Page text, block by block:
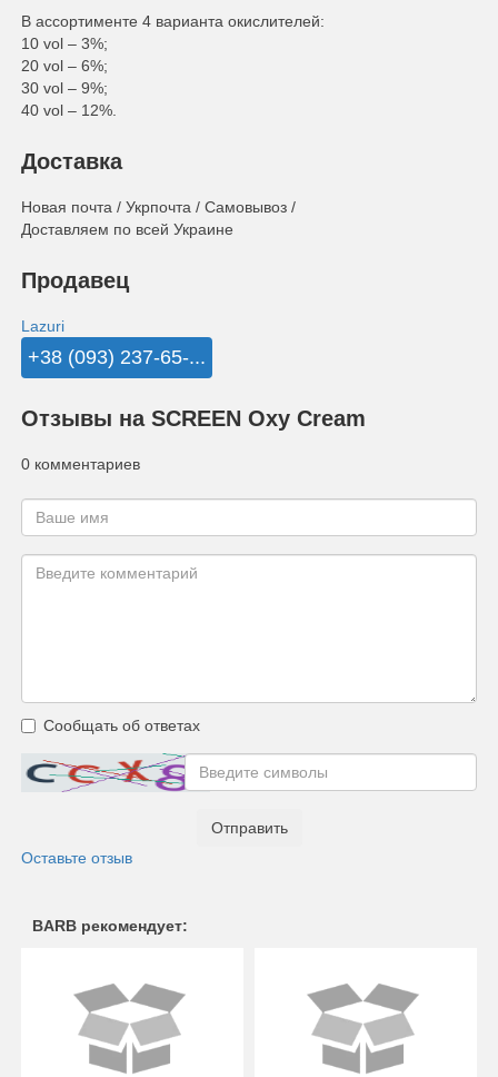
В ассортименте 4 варианта окислителей:
10 vol – 3%;
20 vol – 6%;
30 vol – 9%;
40 vol – 12%.
Доставка
Новая почта / Укрпочта / Самовывоз /
Доставляем по всей Украине
Продавец
Lazuri
+38 (093) 237-65-...
Отзывы на SCREEN Oxy Cream
0 комментариев
Сообщать об ответах
Отправить
Оставьте отзыв
BARB рекомендует: